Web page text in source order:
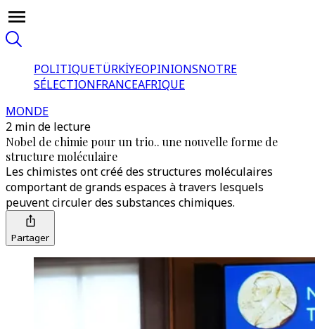
POLITIQUETÜRKİYEOPINIONSNOTRE
SÉLECTIONFRANCEAFRIQUE
MONDE
2 min de lecture
Nobel de chimie pour un trio.. une nouvelle forme de
structure moléculaire
Les chimistes ont créé des structures moléculaires
comportant de grands espaces à travers lesquels
peuvent circuler des substances chimiques.
Partager